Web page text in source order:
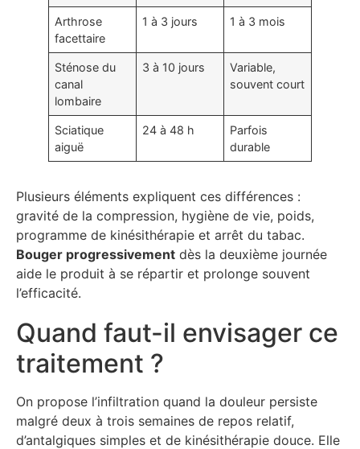
Arthrose
facettaire
1 à 3 jours 1 à 3 mois
Sténose du
canal
lombaire
3 à 10 jours
Variable,
souvent court
Sciatique
aiguë
24 à 48 h
Parfois
durable
Plusieurs éléments expliquent ces différences :
gravité de la compression, hygiène de vie, poids,
programme de kinésithérapie et arrêt du tabac.
Bouger progressivement dès la deuxième journée
aide le produit à se répartir et prolonge souvent
l’efficacité.
Quand faut-il envisager ce
traitement ?
On propose l’infiltration quand la douleur persiste
malgré deux à trois semaines de repos relatif,
d’antalgiques simples et de kinésithérapie douce. Elle